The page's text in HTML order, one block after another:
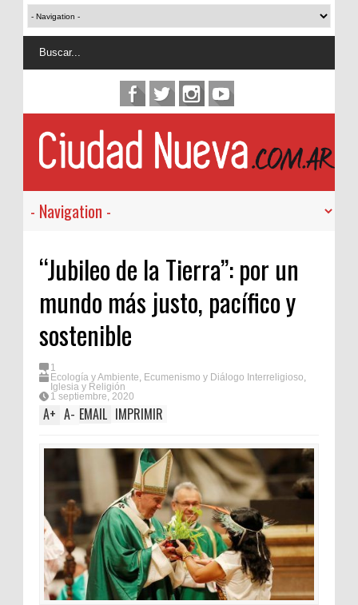
“Jubileo de la Tierra”: por un
mundo más justo, pacífico y
sostenible
1
Ecología y Ambiente, Ecumenismo y Diálogo Interreligioso,
Iglesia y Religión
1 septiembre, 2020
A+ A- EMAIL IMPRIMIR